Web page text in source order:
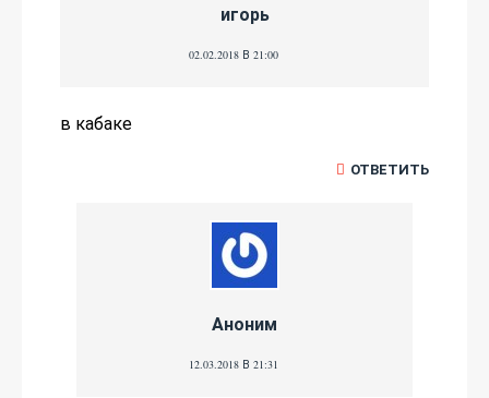
игорь
02.02.2018 В 21:00
в кабаке
ОТВЕТИТЬ
Аноним
12.03.2018 В 21:31